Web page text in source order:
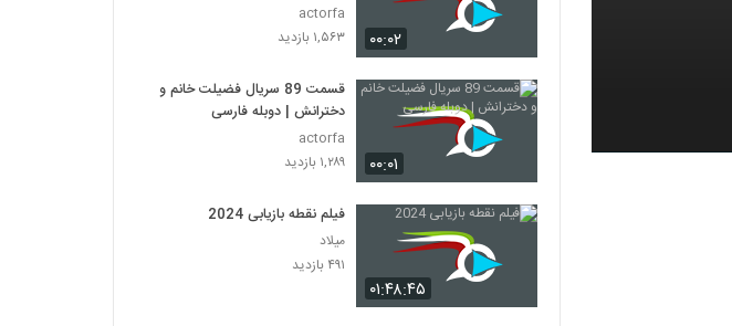
۰۰:۰۲
actorfa
۱,۵۶۳ بازدید
۰۰:۰۱
قسمت 89 سریال فضیلت خانم و
دخترانش | دوبله فارسی
actorfa
۱,۲۸۹ بازدید
۰۱:۴۸:۴۵
فیلم نقطه بازیابی 2024
میلاد
۴۹۱ بازدید